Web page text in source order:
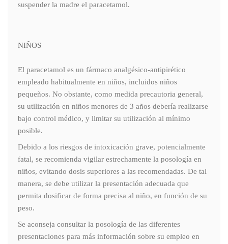
suspender la madre el paracetamol.
NIÑOS
El paracetamol es un fármaco analgésico-antipirético
empleado habitualmente en niños, incluidos niños
pequeños. No obstante, como medida precautoria general,
su utilización en niños menores de 3 años debería realizarse
bajo control médico, y limitar su utilización al mínimo
posible.
Debido a los riesgos de intoxicación grave, potencialmente
fatal, se recomienda vigilar estrechamente la posología en
niños, evitando dosis superiores a las recomendadas. De tal
manera, se debe utilizar la presentación adecuada que
permita dosificar de forma precisa al niño, en función de su
peso.
Se aconseja consultar la posología de las diferentes
presentaciones para más información sobre su empleo en